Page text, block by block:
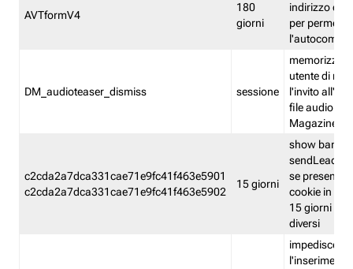
AVTformV4
180
giorni
indirizzo di
per
DM_audioteaser_dismiss sessione
memorizza
utente di
l'invito
file audio del
Magazine
c2cda2a7dca331cae71e9fc41f463e5901
c2cda2a7dca331cae71e9fc41f463e5902
15 giorni
show banner
sendLead
se presenti
cookie in un
15 giorni e
diversi
impedisce
l'inserimento